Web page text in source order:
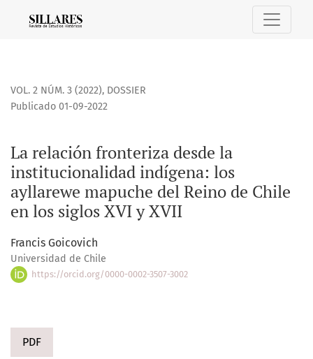
La relación fronteriza desde la institucionalidad indígena:
VOL. 2 NÚM. 3 (2022), DOSSIER
La relación fronteriza desde la
institucionalidad indígena: los
ayllarewe mapuche del Reino de Chile
en los siglos XVI y XVII
Publicado 01-09-2022
Francis Goicovich
Universidad de Chile
https://orcid.org/0000-0002-3507-3002
PDF